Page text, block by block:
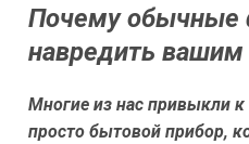
Почему обычные
навредить вашим
Многие из нас привыкли
просто бытовой прибор,